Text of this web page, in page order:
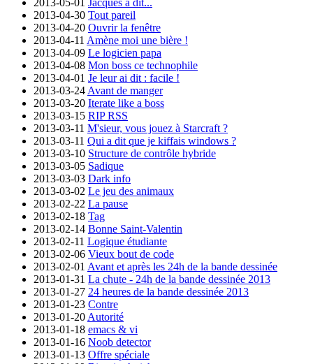
2013-04-30 Tout pareil
2013-04-20 Ouvrir la fenêtre
2013-04-11 Amène moi une bière !
2013-04-09 Le logicien papa
2013-04-08 Mon boss ce technophile
2013-04-01 Je leur ai dit : facile !
2013-03-24 Avant de manger
2013-03-20 Iterate like a boss
2013-03-15 RIP RSS
2013-03-11 M'sieur, vous jouez à Starcraft ?
2013-03-11 Qui a dit que je kiffais windows ?
2013-03-10 Structure de contrôle hybride
2013-03-05 Sadique
2013-03-03 Dark info
2013-03-02 Le jeu des animaux
2013-02-22 La pause
2013-02-18 Tag
2013-02-14 Bonne Saint-Valentin
2013-02-11 Logique étudiante
2013-02-06 Vieux bout de code
2013-02-01 Avant et après les 24h de la bande dessinée
2013-01-31 La chute - 24h de la bande dessinée 2013
2013-01-27 24 heures de la bande dessinée 2013
2013-01-23 Contre
2013-01-20 Autorité
2013-01-18 emacs & vi
2013-01-16 Noob detector
2013-01-13 Offre spéciale